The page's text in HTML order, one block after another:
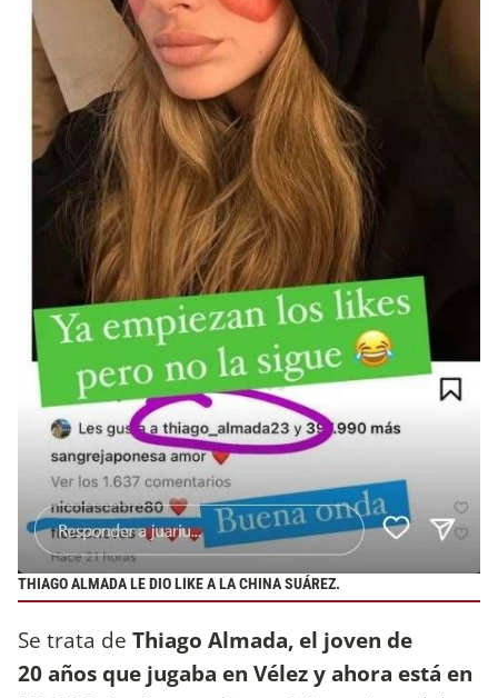
THIAGO ALMADA LE DIO LIKE A LA CHINA SUÁREZ.
Se trata de Thiago Almada, el joven de
20 años que jugaba en Vélez y ahora está en